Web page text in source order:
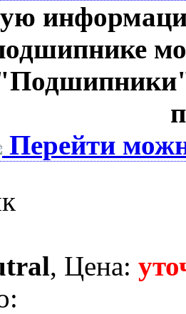
Перейти
, Цена: